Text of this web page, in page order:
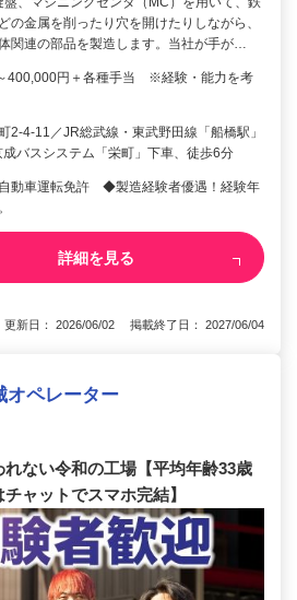
の金属を削ったり穴を開けたりしながら、
関連の部品を製造します。当社が手が…
400,000円＋各種手当 ※経験・能力を考
2-4-11／JR総武線・東武野田線「船橋駅」
バスシステム「栄町」下車、徒歩6分
動車運転免許 ◆製造経験者優遇！経験年
詳細を見る
更新日： 2026/06/02 掲載終了日： 2027/06/04
オペレーター
ない令和の工場【平均年齢33歳
ャットでスマホ完結】